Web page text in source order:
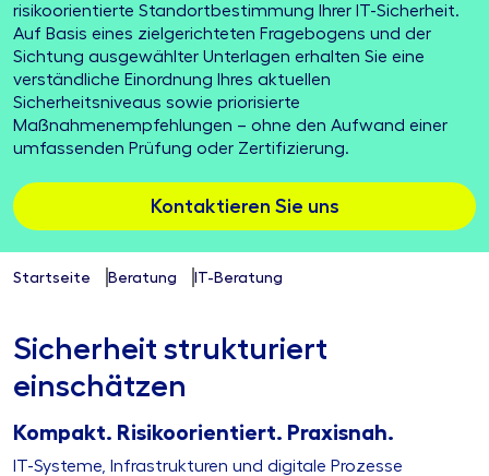
risikoorientierte Standortbestimmung Ihrer IT-Sicherheit.
Auf Basis eines zielgerichteten Fragebogens und der
Sichtung ausgewählter Unterlagen erhalten Sie eine
verständliche Einordnung Ihres aktuellen
Sicherheitsniveaus sowie priorisierte
Maßnahmenempfehlungen – ohne den Aufwand einer
umfassenden Prüfung oder Zertifizierung.
Kontaktieren Sie uns
Startseite Beratung IT-Beratung
Sicherheit strukturiert
einschätzen
Kompakt. Risikoorientiert. Praxisnah.
IT-Systeme, Infrastrukturen und digitale Prozesse